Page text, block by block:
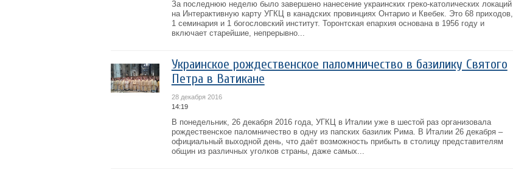
За последнюю неделю было завершено нанесение украинских греко-католических локаций
на Интерактивную карту УГКЦ в канадских провинциях Онтарио и Квебек. Это 68 приходов,
1 семинария и 1 богословский институт. Торонтская епархия основана в 1956 году и
включает старейшие, непрерывно...
Украинское рождественское паломничество в базилику Святого
Петра в Ватикане
28 декабря 2016
14:19
В понедельник, 26 декабря 2016 года, УГКЦ в Италии уже в шестой раз организовала
рождественское паломничество в одну из папских базилик Рима. В Италии 26 декабря –
официальный выходной день, что даёт возможность прибыть в столицу представителям
общин из различных уголков страны, даже самых...